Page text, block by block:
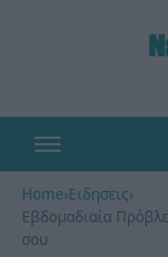
Home›Ειδησεις›
Εβδομαδιαία
σου